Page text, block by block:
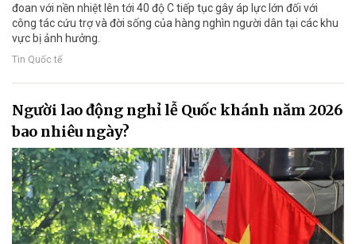
đoan với nền nhiệt lên tới 40 độ C tiếp tục gây áp lực lớn đối với
công tác cứu trợ và đời sống của hàng nghìn người dân tại các khu
vực bị ảnh hưởng.
Tin Quốc tế
Người lao động nghỉ lễ Quốc khánh năm 2026
bao nhiêu ngày?